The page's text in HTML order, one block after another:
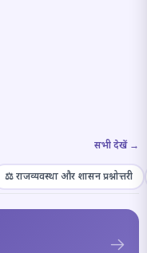
सभी देखें →
⚖️ राजव्यवस्था और शासन प्रश्नोत्तरी